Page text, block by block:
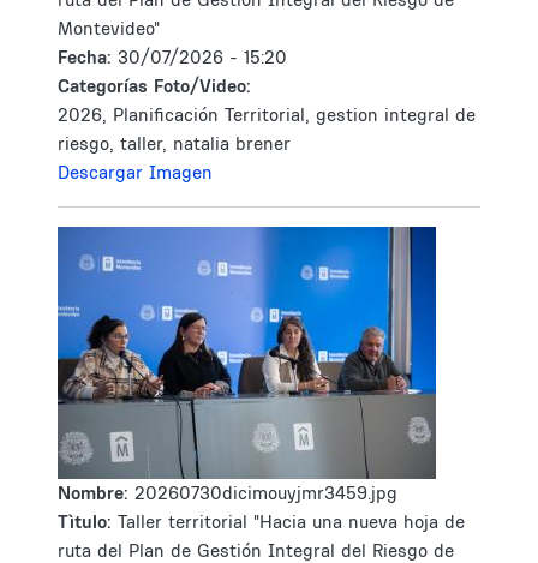
Montevideo"
Fecha: 30/07/2026 - 15:20
Categorías Foto/Video:
2026, Planificación Territorial, gestion integral de
riesgo, taller, natalia brener
Descargar Imagen
Nombre: 20260730dicimouyjmr3459.jpg
Tìtulo: Taller territorial "Hacia una nueva hoja de
ruta del Plan de Gestión Integral del Riesgo de